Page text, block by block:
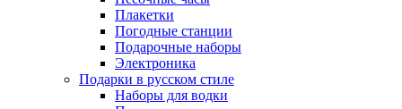
Плакетки
Погодные станции
Подарочные наборы
Электроника
Подарки в русском стиле
Наборы для водки